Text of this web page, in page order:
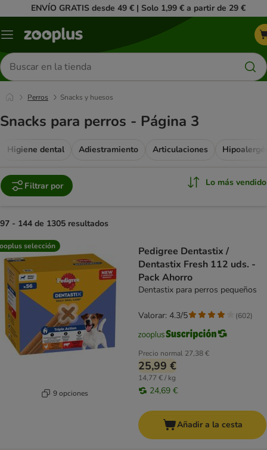
ENVÍO GRATIS desde 49 € | Solo 1,99 € a partir de 29 €
Menú
Buscar
productos
Perros Snacks y huesos
Snacks para perros - Página 3
Higiene dental Adiestramiento Articulaciones
Filtrar por Lo más vendido
97 - 144 de 1305 resultados
product items have been changed
selección
9 opciones
Pedigree Dentastix /
Dentastix Fresh 112 uds. -
Pack Ahorro
Dentastix para perros pequeños
Precio normal 27,38 €
25,99 €
14,77 € / kg
24,69 €
Valorar: 4.3/5 (602)
Añadir a la cesta